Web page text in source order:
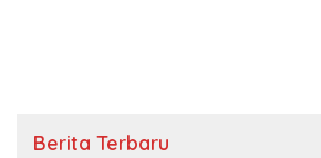
Berita Terbaru